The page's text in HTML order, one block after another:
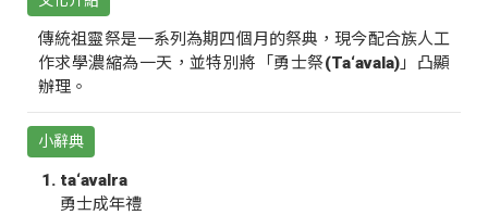
傳統祖靈祭是一系列為期四個月的祭典，現今配合族人工
作求學濃縮為一天，並特別將「勇士祭(Ta‘avala)」凸顯
辦理。
小辭典
ta‘avalra
勇士成年禮